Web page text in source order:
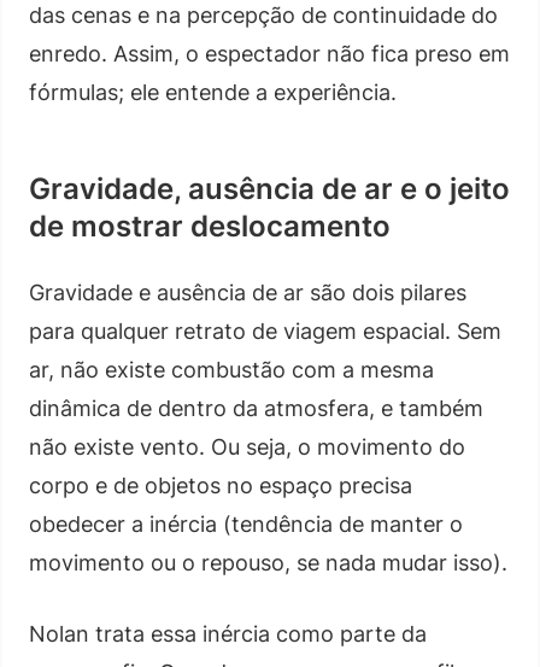
das cenas e na percepção de continuidade do
enredo. Assim, o espectador não fica preso em
fórmulas; ele entende a experiência.
Gravidade, ausência de ar e o jeito
de mostrar deslocamento
Gravidade e ausência de ar são dois pilares
para qualquer retrato de viagem espacial. Sem
ar, não existe combustão com a mesma
dinâmica de dentro da atmosfera, e também
não existe vento. Ou seja, o movimento do
corpo e de objetos no espaço precisa
obedecer a inércia (tendência de manter o
movimento ou o repouso, se nada mudar isso).
Nolan trata essa inércia como parte da